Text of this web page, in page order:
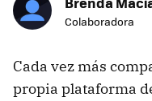
Colaboradora
Cada vez más
propia plataforma